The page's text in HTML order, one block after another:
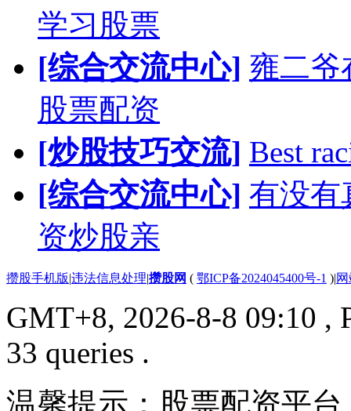
学习股票
[综合交流中心] 雍二爷
股票配资
[炒股技巧交流] Best
[综合交流中心] 有没有
资炒股亲
攒股手机版|违法信息处理|攒股网 ( 鄂ICP备2024045400号-1 )|
GMT+8, 2026-8-8 09:10 ,
33 queries .
温馨提示：股票配资平